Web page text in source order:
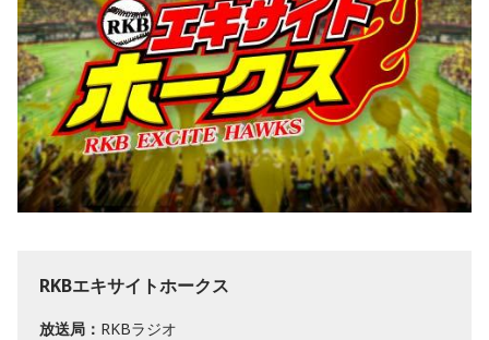
RKBエキサイトホークス
放送局： RKBラジオ